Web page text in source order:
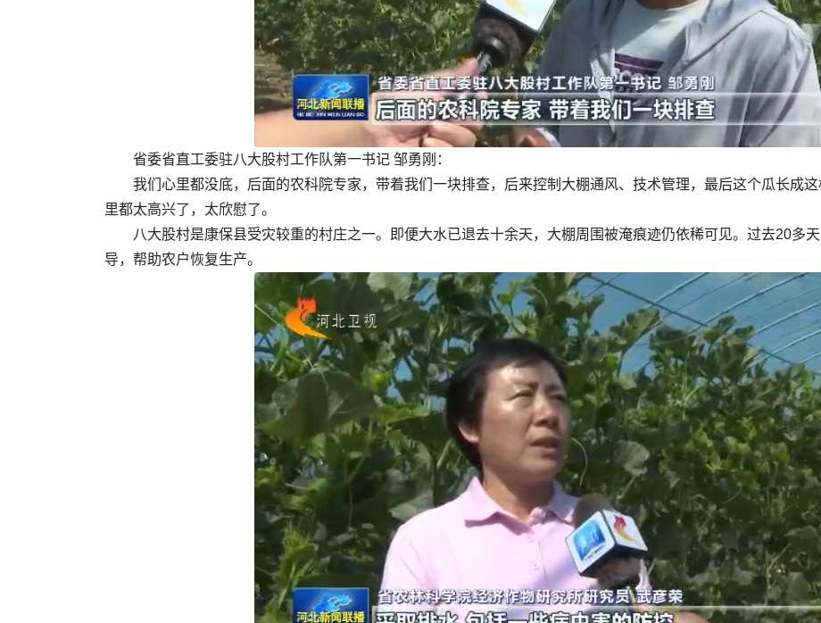
省委省直工委驻八大股村工作队第一书记 邹勇刚：
我们心里都没底，后面的农科院专家，带着我们一块排查，后来控制大棚通风、技术管理，最后这个瓜长成
里都太高兴了，太欣慰了。
八大股村是康保县受灾较重的村庄之一。即便大水已退去十余天，大棚周围被淹痕迹仍依稀可见。过去20多
导，帮助农户恢复生产。